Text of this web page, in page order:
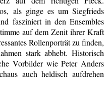
als ginge es um Siegfrieds
fasziniert in den Ensembles
auf dem Zenit ihrer Kraft
Rollenporträt zu finden,
stark abhebt. Historisch
Vorbilder wie Peter Anders
auch heldisch aufdrehen